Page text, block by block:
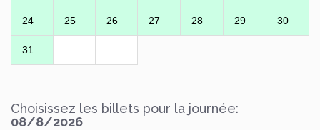
24 25 26 27 28 29 30
31
Choisissez les billets pour la journée:
08/8/2026